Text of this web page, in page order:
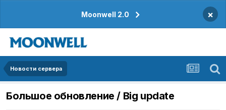
Moonwell 2.0 ×
Новости сервера
Большое обновление / Big update